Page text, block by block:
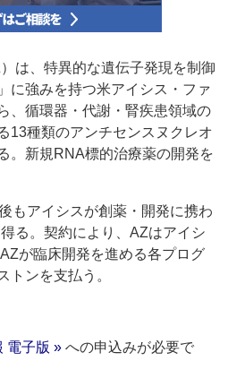
は、特異的な遺伝子発現を制御
に強みを持つ米アイシス・ファ
、循環器・代謝・腎疾患領域の
13種類のアンチセンスヌクレオ
。新規RNA標的治療薬の開発を
もアイシスが創薬・開発に携わ
る。契約により、AZはアイシ
が臨床開発を進める各プログ
トンを支払う。
電子版 » への申込みが必要で